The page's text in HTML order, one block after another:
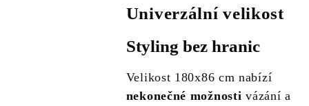
Univerzální velikost
Styling bez hranic
Velikost 180x86 cm nabízí
nekonečné možnosti vázání a